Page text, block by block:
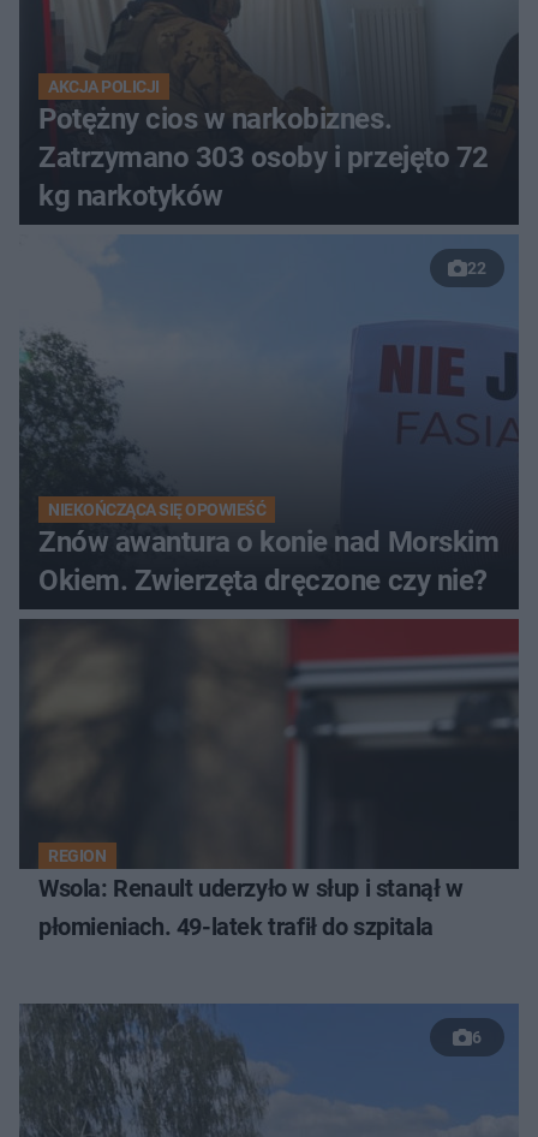
AKCJA POLICJI
Potężny cios w narkobiznes.
Zatrzymano 303 osoby i przejęto 72
kg narkotyków
22
NIEKOŃCZĄCA SIĘ OPOWIEŚĆ
Znów awantura o konie nad Morskim
Okiem. Zwierzęta dręczone czy nie?
REGION
Wsola: Renault uderzyło w słup i stanął w
płomieniach. 49-latek trafił do szpitala
6